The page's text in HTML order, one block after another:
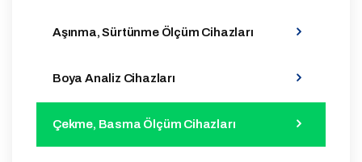
Aşınma, Sürtünme Ölçüm Cihazları
Boya Analiz Cihazları
Çekme, Basma Ölçüm Cihazları